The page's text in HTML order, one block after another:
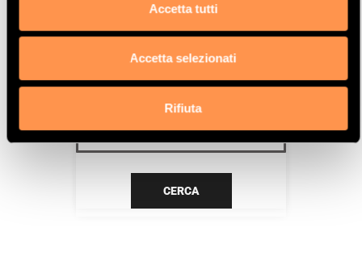
Accetta tutti
Accetta selezionati
Rifiuta
CERCA IL TUO PRODOTTO PER
CERCA